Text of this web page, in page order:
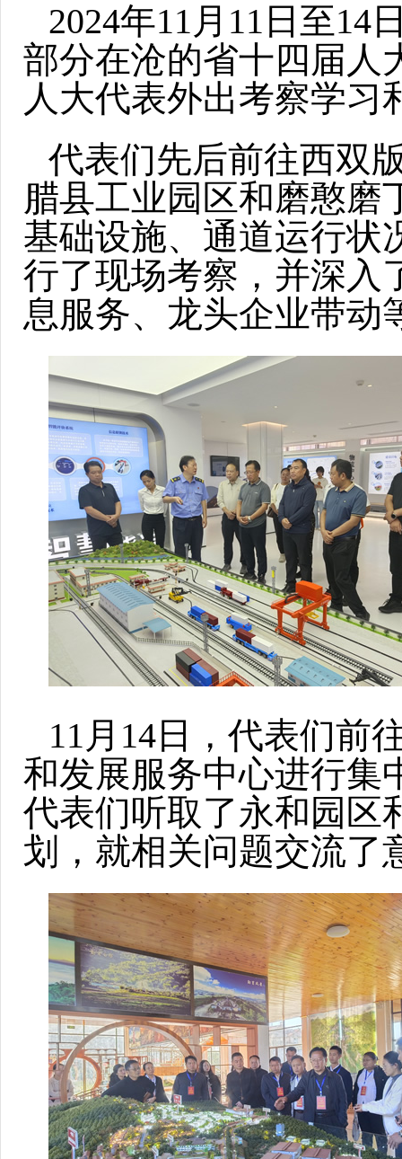
2024年11月11日至14
部分在沧的省十四届人
人大代表外出考察学习
代表们先后前往西双
腊县工业园区和磨憨磨
基础设施、通道运行状
行了现场考察，并深入
息服务、龙头企业带动
11月14日，代表们前
和发展服务中心进行集
代表们听取了永和园区
划，就相关问题交流了